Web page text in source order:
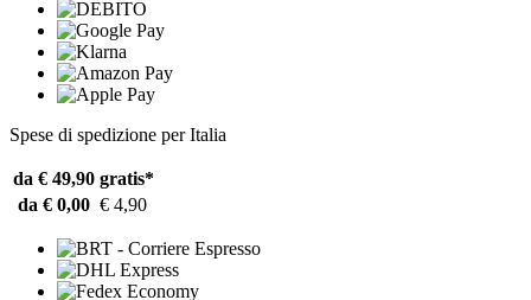
Spese di spedizione per Italia
da € 49,90 gratis*
da € 0,00 € 4,90